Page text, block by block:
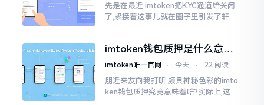
先是在最近,imtoken把KYC通道给关闭
了,紧接着这事儿就在圈子里引发了轩然
imtoken钱包质押是什么意
思？一文讲透
imtoken唯一官网 ⋅ 今天 ⋅ 22 阅读
朋近来友向我打听,颇具神秘色彩的imto
ken钱包质押究竟意味着啥?实际上,这一